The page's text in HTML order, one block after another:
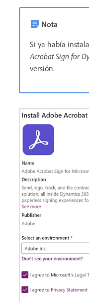
Nota
Si ya había
Acrobat Sign for
versión.